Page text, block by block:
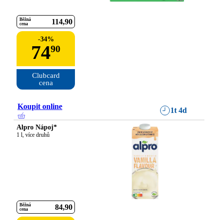
Běžná
cena
114 90
-34%
7490
Clubcard
cena
Koupit online 1t 4d
Alpro Nápoj*
1 l, více druhů
Běžná
cena
84 90